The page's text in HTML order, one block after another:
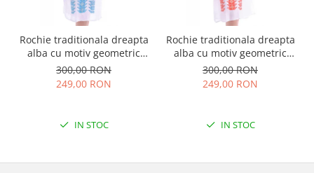
Rochie traditionala dreapta
alba cu motiv geometric
albastru Tania
300,00 RON
249,00 RON
IN STOC
Rochie traditionala dreapta
alba cu motiv geometric
rosu Doina
300,00 RON
249,00 RON
IN STOC